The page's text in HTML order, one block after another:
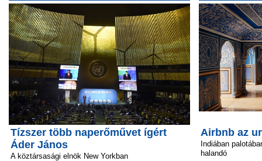
Tízszer több naperőművet ígért
Áder János
A köztársasági elnök New Yorkban
Airbnb az
Indiában
halandó